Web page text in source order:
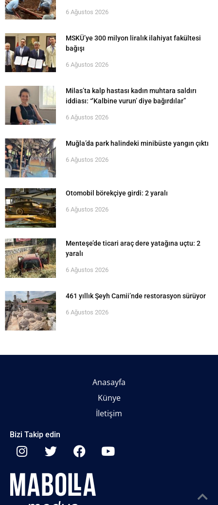
6 Ağustos 2026
MSKÜ’ye 300 milyon liralık ilahiyat fakültesi
bağışı
6 Ağustos 2026
Milas’ta kalp hastası kadın muhtara saldırı
iddiası: “’Kalbine vurun’ diye bağırdılar”
6 Ağustos 2026
Muğla’da park halindeki minibüste yangın çıktı
6 Ağustos 2026
Otomobil börekçiye girdi: 2 yaralı
6 Ağustos 2026
Menteşe’de ticari araç dere yatağına uçtu: 2
yaralı
6 Ağustos 2026
461 yıllık Şeyh Camii’nde restorasyon sürüyor
6 Ağustos 2026
Anasayfa
Künye
İletişim
Bizi Takip edin